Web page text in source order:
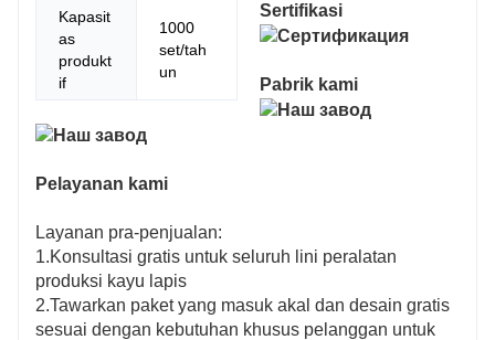
Kapasit
as
produkt
if
1000
set/tah
un
Sertifikasi
Pabrik kami
Pelayanan kami
Layanan pra-penjualan:
1.Konsultasi gratis untuk seluruh lini peralatan
produksi kayu lapis
2.Tawarkan paket yang masuk akal dan desain gratis
sesuai dengan kebutuhan khusus pelanggan untuk